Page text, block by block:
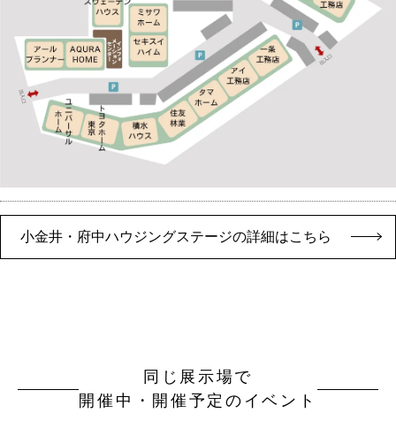
小金井・府中ハウジングステージの詳細はこちら
同じ展示場で
開催中・開催予定のイベント